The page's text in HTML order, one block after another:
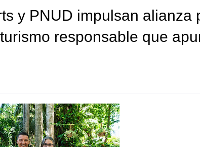
y PNUD impulsan alianza
responsable que